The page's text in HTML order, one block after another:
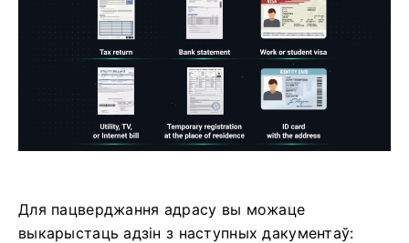
Для пацверджання адрасу вы можаце
выкарыстаць адзін з наступных дакументаў: